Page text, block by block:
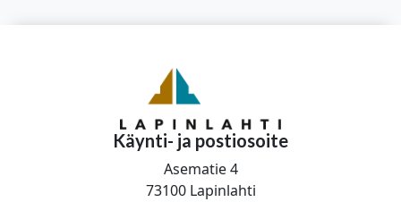
Käynti- ja postiosoite
Asematie 4
73100 Lapinlahti